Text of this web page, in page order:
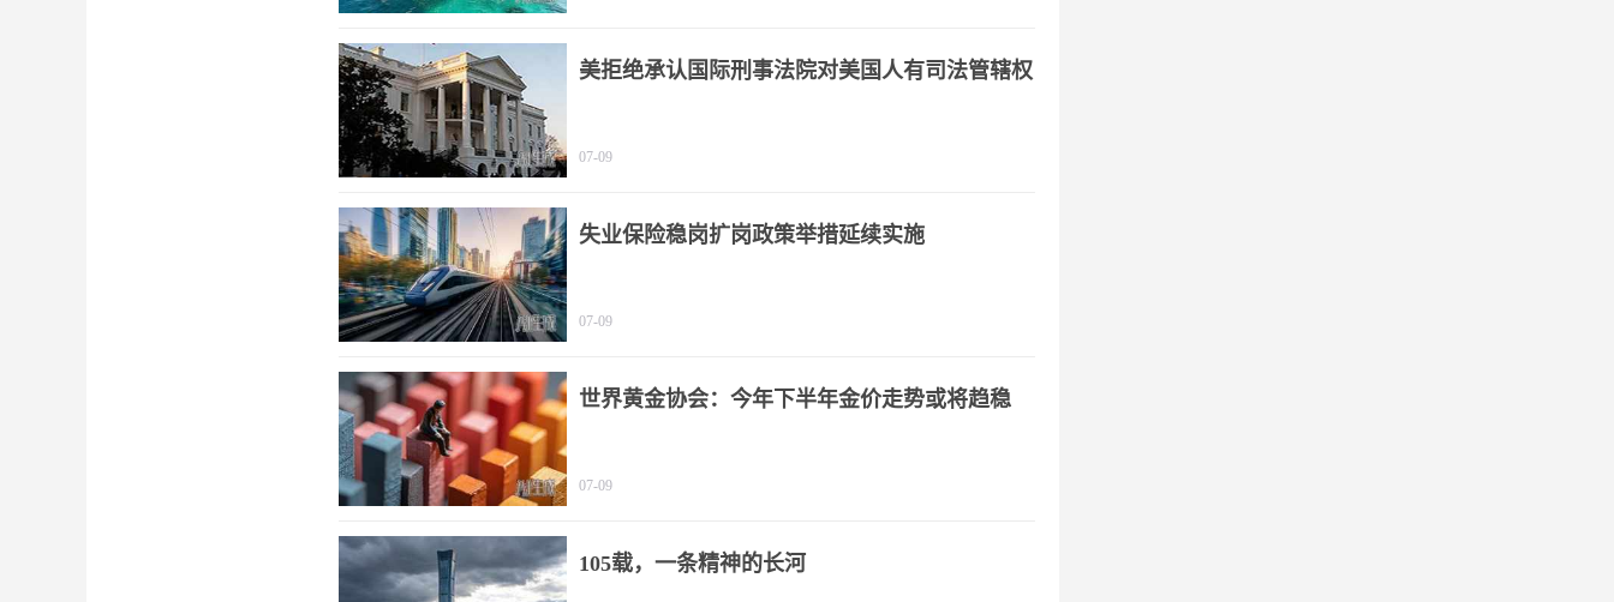
美拒绝承认国际刑事法院对美国人有司法管辖权
07-09
失业保险稳岗扩岗政策举措延续实施
07-09
世界黄金协会：今年下半年金价走势或将趋稳
07-09
105载，一条精神的长河